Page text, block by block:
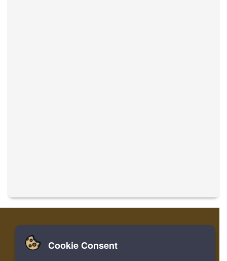
Zuhause Einloggen
Cookie Consent